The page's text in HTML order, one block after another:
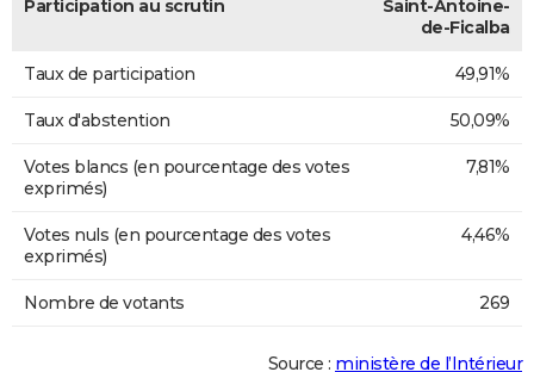
Participation au scrutin
Saint-Antoine-
de-Ficalba
Taux de participation 49,91%
Taux d'abstention 50,09%
Votes blancs (en pourcentage des votes
exprimés)
7,81%
Votes nuls (en pourcentage des votes
exprimés)
4,46%
Nombre de votants 269
Source : ministère de l’Intérieur